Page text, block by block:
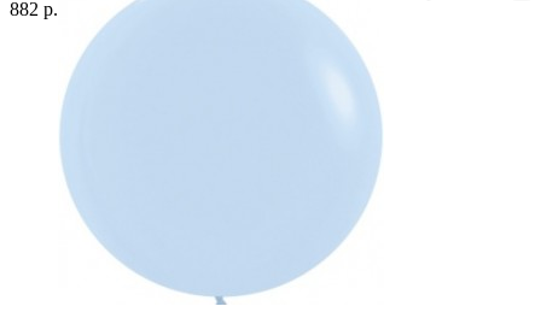
882 р.